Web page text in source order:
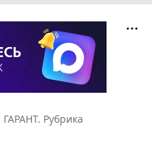
ГАРАНТ. Рубрика